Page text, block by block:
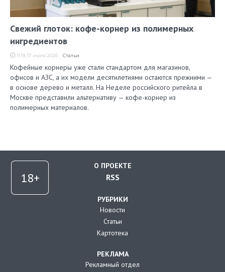
Свежий глоток: кофе-корнер из полимерных
ингредиентов
11:19, 17 июля 2026 Статьи
Кофейные корнеры уже стали стандартом для магазинов,
офисов и АЗС, а их модели десятилетиями остаются прежними —
в основе дерево и металл. На Неделе российского ритейла в
Москве представили альтернативу — кофе-корнер из
полимерных материалов.
О ПРОЕКТЕ
RSS
РУБРИКИ
Новости
Статьи
Картотека
РЕКЛАМА
Рекламный отдел